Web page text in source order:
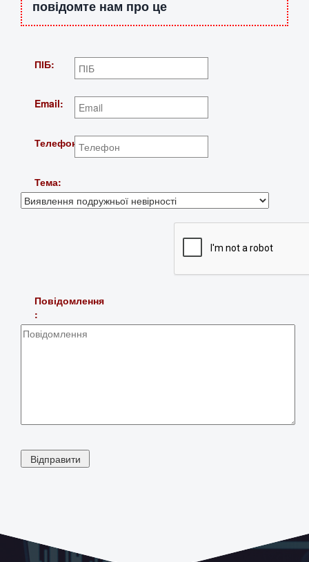
повідомте нам про це
ПІБ:
Email:
Телефон:
Тема:
Повідомлення
: